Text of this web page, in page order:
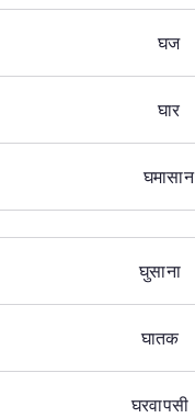
घज
घार
घमासान
घुसाना
घातक
घरवापसी